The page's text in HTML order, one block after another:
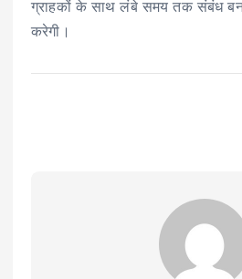
ग्राहकों के साथ लंबे समय तक संबंध
करेगी।